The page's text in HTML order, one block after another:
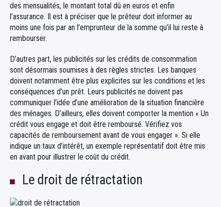
des mensualités, le montant total dû en euros et enfin
l’assurance. Il est à préciser que le prêteur doit informer au
moins une fois par an l’emprunteur de la somme qu’il lui reste à
rembourser.
D’autres part, les publicités sur les crédits de consommation
sont désormais soumises à des règles strictes. Les banques
doivent notamment être plus explicites sur les conditions et les
conséquences d’un prêt. Leurs publicités ne doivent pas
communiquer l’idée d’une amélioration de la situation financière
des ménages. D’ailleurs, elles doivent comporter la mention « Un
crédit vous engage et doit être remboursé. Vérifiez vos
capacités de remboursement avant de vous engager ». Si elle
indique un taux d’intérêt, un exemple représentatif doit être mis
en avant pour illustrer le coût du crédit.
Le droit de rétractation